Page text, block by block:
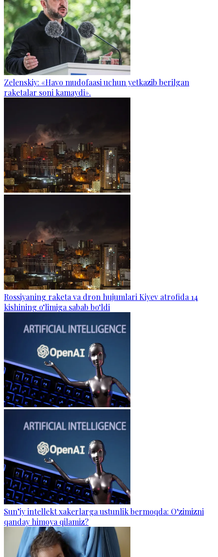
Zelenskiy: «Havo mudofaasi uchun yetkazib berilgan
raketalar soni kamaydi».
Rossiyaning raketa va dron hujumlari Kiyev atrofida 14
kishining o‘limiga sabab bo‘ldi
Sun’iy intellekt xakerlarga ustunlik bermoqda: O‘zimizni
qanday himoya qilamiz?